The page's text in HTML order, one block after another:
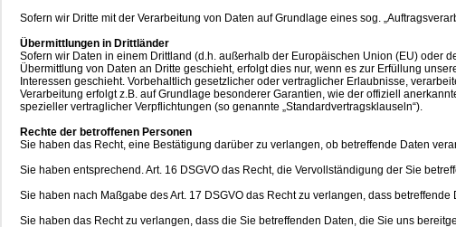
Sofern wir Dritte mit der Verarbeitung von Daten auf Grundlage eines sog.
Übermittlungen in Drittländer
Sofern wir Daten in einem Drittland (d.h. außerhalb der Europäischen Union (EU) oder
Übermittlung von Daten an Dritte geschieht, erfolgt dies nur, wenn es zur Erfüllung
Interessen geschieht. Vorbehaltlich gesetzlicher oder vertraglicher Erlaubnisse,
Verarbeitung erfolgt z.B. auf Grundlage besonderer Garantien, wie der offiziell
spezieller vertraglicher Verpflichtungen (so genannte „Standardvertragsklauseln“).
Rechte der betroffenen Personen
Sie haben das Recht, eine Bestätigung darüber zu verlangen, ob betreffende Daten
Sie haben entsprechend. Art. 16 DSGVO das Recht, die Vervollständigung der Sie
Sie haben nach Maßgabe des Art. 17 DSGVO das Recht zu verlangen, dass
Sie haben das Recht zu verlangen, dass die Sie betreffenden Daten, die Sie uns